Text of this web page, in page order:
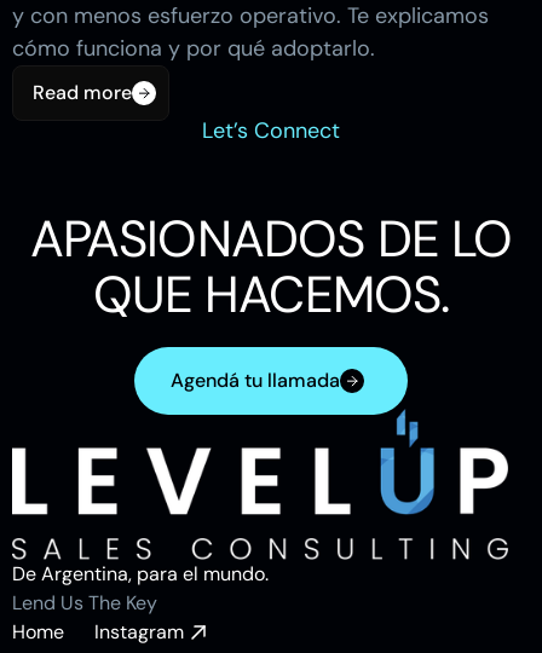
y con menos esfuerzo operativo. Te explicamos
cómo funciona y por qué adoptarlo.
Read more
Read more
Let’s Connect
APASIONADOS DE LO
QUE HACEMOS.
Agendá tu llamada
Let’s Contact
Home
Instagram
De Argentina, para el mundo.
Lend Us The Key